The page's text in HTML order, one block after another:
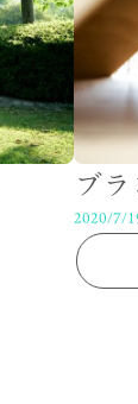
ブ
2020/7/